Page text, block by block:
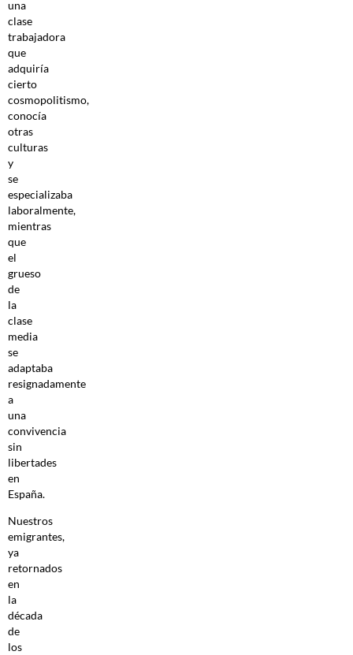
una
clase
trabajadora
que
adquiría
cierto
cosmopolitismo,
conocía
otras
culturas
y
se
especializaba
laboralmente,
mientras
que
el
grueso
de
la
clase
media
se
adaptaba
resignadamente
a
una
convivencia
sin
libertades
en
España.
Nuestros
emigrantes,
ya
retornados
en
la
década
de
los